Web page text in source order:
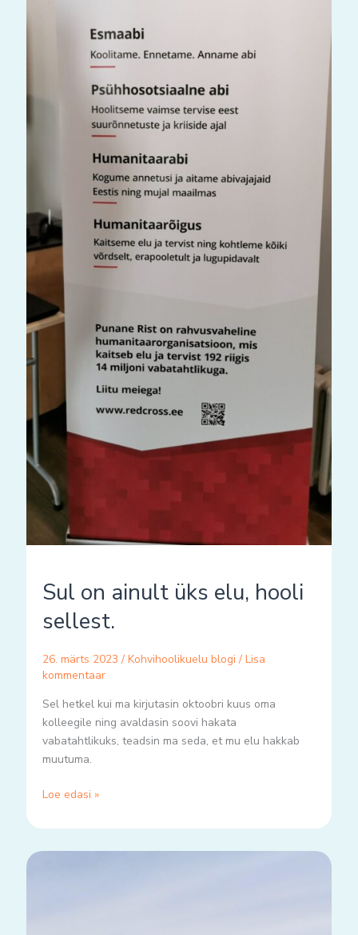
Sul on ainult üks elu, hooli
sellest.
26. märts 2023 / Kohvihoolikuelu blogi / Lisa
kommentaar
Sel hetkel kui ma kirjutasin oktoobri kuus oma
kolleegile ning avaldasin soovi hakata
vabatahtlikuks, teadsin ma seda, et mu elu hakkab
muutuma.
Loe edasi »